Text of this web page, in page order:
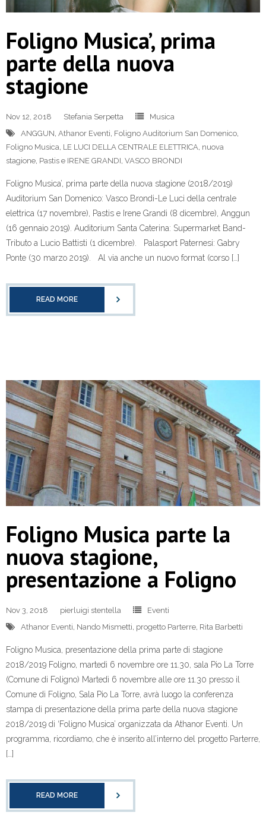
Foligno Musica’, prima
parte della nuova
stagione
Nov 12, 2018 Stefania Serpetta
Musica
ANGGUN, Athanor Eventi, Foligno Auditorium San Domenico,
Foligno Musica, LE LUCI DELLA CENTRALE ELETTRICA, nuova
stagione, Pastis e IRENE GRANDI, VASCO BRONDI
Foligno Musica’, prima parte della nuova stagione (2018/2019)
Auditorium San Domenico: Vasco Brondi-Le Luci della centrale
elettrica (17 novembre), Pastis e Irene Grandi (8 dicembre), Anggun
(16 gennaio 2019). Auditorium Santa Caterina: Supermarket Band-
Tributo a Lucio Battisti (1 dicembre). Palasport Paternesi: Gabry
Ponte (30 marzo 2019). Al via anche un nuovo format (corso […]
READ MORE
Foligno Musica parte la
nuova stagione,
presentazione a Foligno
Nov 3, 2018 pierluigi stentella
Eventi
Athanor Eventi Nando Mismetti progetto Parterre Rita Barbetti
Foligno Musica, presentazione della prima parte di stagione
2018/2019 Foligno, martedì 6 novembre ore 11.30, sala Pio La Torre
(Comune di Foligno) Martedì 6 novembre alle ore 11.30 presso il
Comune di Foligno, Sala Pio La Torre, avrà luogo la conferenza
stampa di presentazione della prima parte della nuova stagione
2018/2019 di ‘Foligno Musica’ organizzata da Athanor Eventi. Un
programma, ricordiamo, che è inserito all’interno del progetto Parterre,
[…]
READ MORE